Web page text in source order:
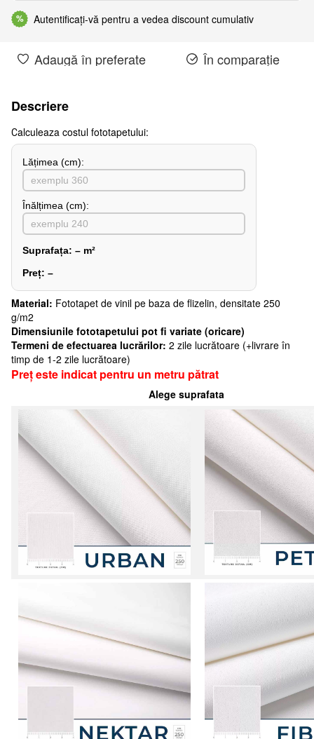
% Autentificați-vă pentru a vedea discount cumulativ
Adaugă în preferate În comparație
Descriere
Сalculeaza costul fototapetului:
Lățimea (сm):
Înălțimea (cm):
Suprafața: – m²
Preț: –
Material: Fototapet de vinil pe baza de flizelin, densitate 250
g/m2
Dimensiunile fototapetului pot fi variate (oricare)
Termeni de efectuarea lucrărilor: 2 zile lucrătoare (+livrare în
timp de 1-2 zile lucrătoare)
Preț este indicat pentru un metru pătrat
Alege suprafata